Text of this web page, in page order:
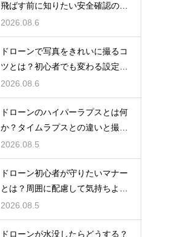
飛ばす前に知りたい安全確認のコ
ツ
2026.08.6
ドローンで写真をきれいに撮るコ
ツとは？初心者でも変わる設定と
構図の基本を紹介
2026.08.6
ドローンのハイパーラプスとは何
か？タイムラプスとの違いと撮り
方を解説
2026.08.5
ドローン初心者が守りたいマナー
とは？周囲に配慮して気持ちよく
飛ばすコツを紹介
2026.08.5
ドローンが水没したらどうする？